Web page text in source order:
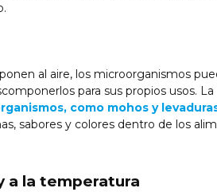
al aire, los microorganismos
para sus propios usos.
como mohos y
sabores y colores dentro de los
a la temperatura